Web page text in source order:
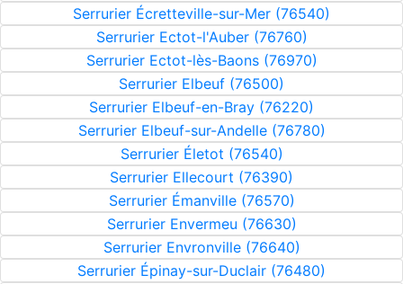
Serrurier Écretteville-sur-Mer (76540)
Serrurier Ectot-l'Auber (76760)
Serrurier Ectot-lès-Baons (76970)
Serrurier Elbeuf (76500)
Serrurier Elbeuf-en-Bray (76220)
Serrurier Elbeuf-sur-Andelle (76780)
Serrurier Életot (76540)
Serrurier Ellecourt (76390)
Serrurier Émanville (76570)
Serrurier Envermeu (76630)
Serrurier Envronville (76640)
Serrurier Épinay-sur-Duclair (76480)